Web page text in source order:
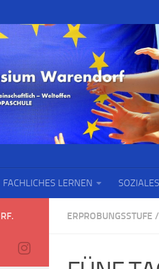
FACHLICHES LERNEN
ERPROBUNGSSTUFE /